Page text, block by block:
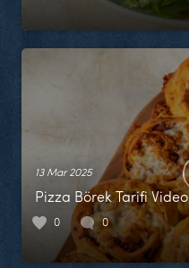
13 Mar 2025
Pizza Börek Tarifi Video
0 0